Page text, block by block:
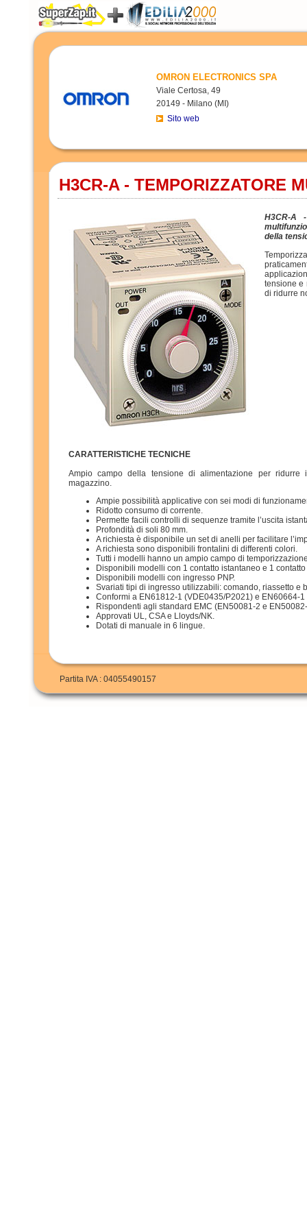
OMRON ELECTRONICS SPA
Viale Certosa, 49
20149 - Milano (MI)
Sito web
H3CR-A - TEMPORIZZATORE
H3CR-A
della
tensione e
di ridurre
CARATTERISTICHE TECNICHE
Ampio campo della tensione di alimentazione per
magazzino.
Ampie possibilità applicative con sei modi di
Ridotto consumo di corrente.
Permette facili controlli di sequenze tramite l’uscita
Profondità di soli 80 mm.
A richiesta è disponibile un set di anelli per facilitare
A richiesta sono disponibili frontalini di differenti colori.
Tutti i modelli hanno un ampio campo di
Disponibili modelli con 1 contatto istantaneo e 1
Disponibili modelli con ingresso PNP.
Svariati tipi di ingresso utilizzabili: comando, riassetto e
Conformi a EN61812-1 (VDE0435/P2021) e EN60664-1
Rispondenti agli standard EMC (EN50081-2 e
Approvati UL, CSA e Lloyds/NK.
Dotati di manuale in 6 lingue.
Partita IVA : 04055490157